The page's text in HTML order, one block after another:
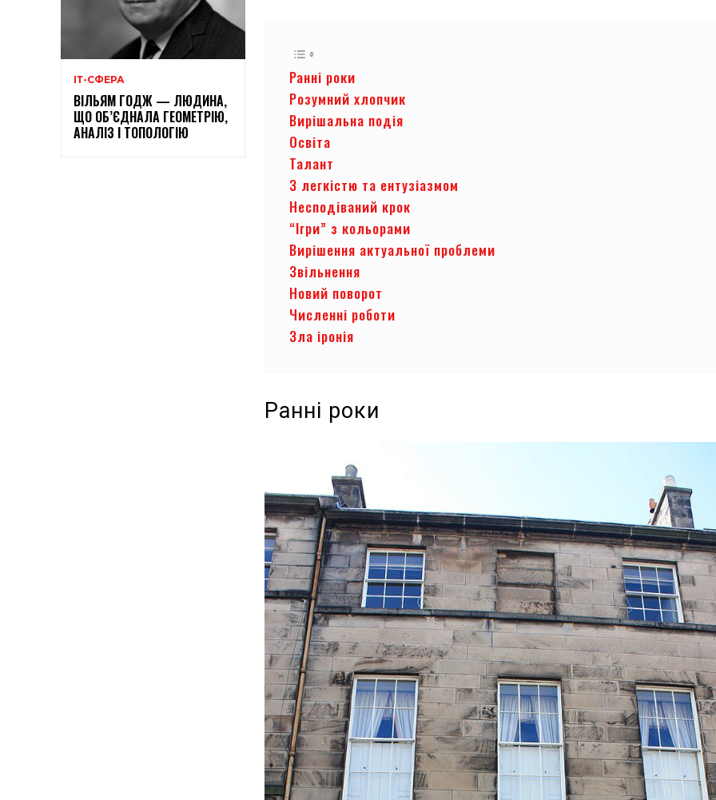
ІТ-СФЕРА
ВІЛЬЯМ ГОДЖ — ЛЮДИНА,
ЩО ОБ’ЄДНАЛА ГЕОМЕТРІЮ,
АНАЛІЗ І ТОПОЛОГІЮ
Ранні роки
Розумний хлопчик
Вирішальна подія
Освіта
Талант
З легкістю та ентузіазмом
Несподіваний крок
“Ігри” з кольорами
Вирішення актуальної проблеми
Звільнення
Новий поворот
Численні роботи
Зла іронія
Ранні роки